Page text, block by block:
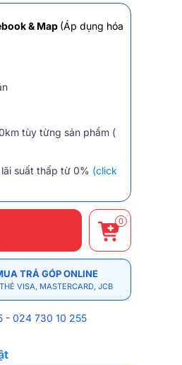
& Map (Áp dụng hóa
tùy từng sản phẩm (
suất thấp từ 0% (click
0
TRẢ GÓP ONLINE
VISA, MASTERCARD, JCB
- 024 730 10 255